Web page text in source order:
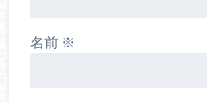
名前 ※